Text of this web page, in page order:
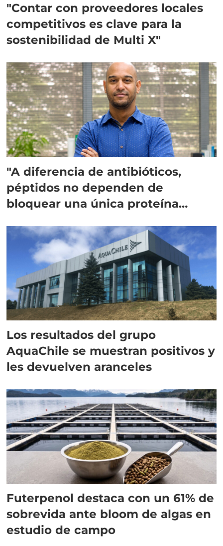
"Contar con proveedores locales
competitivos es clave para la
sostenibilidad de Multi X"
"A diferencia de antibióticos,
péptidos no dependen de
bloquear una única proteína
Los resultados del grupo
AquaChile se muestran positivos y
les devuelven aranceles
Futerpenol destaca con un 61% de
sobrevida ante bloom de algas en
estudio de campo